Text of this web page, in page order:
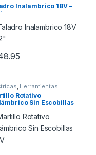
Inalambrico 18V –
Herramientas
Rotativo
Sin Escobillas